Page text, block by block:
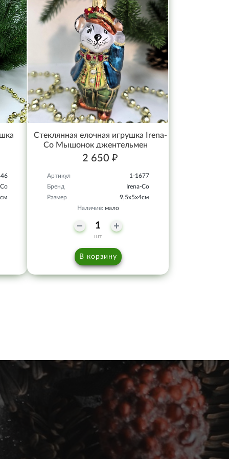
Стеклянная елочная игрушка Irena-
Co Мышонок джентельмен
2 650 ₽
Артикул
1-1677
Бренд
Irena-Co
Размер
9,5х5х4см
Наличие: мало
шт
В корзину